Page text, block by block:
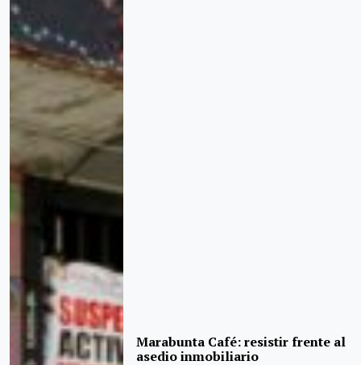
Marabunta Café: resistir frente al
asedio inmobiliario